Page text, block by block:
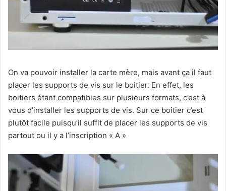
On va pouvoir installer la carte mère, mais avant ça il faut
placer les supports de vis sur le boitier. En effet, les
boitiers étant compatibles sur plusieurs formats, c’est à
vous d’installer les supports de vis. Sur ce boitier c’est
plutôt facile puisqu’il suffit de placer les supports de vis
partout ou il y a l’inscription « A »